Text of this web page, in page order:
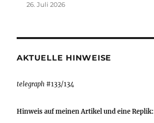
26. Juli 2026
AKTUELLE HINWEISE
telegraph #133/134
Hinweis auf meinen Artikel und eine Replik: